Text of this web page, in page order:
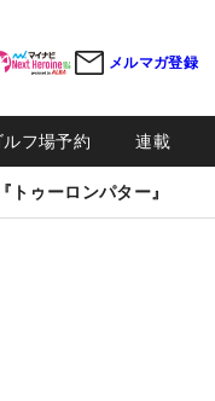
メルマガ登録
ルフ場予約 連載
ゥーロンパター』